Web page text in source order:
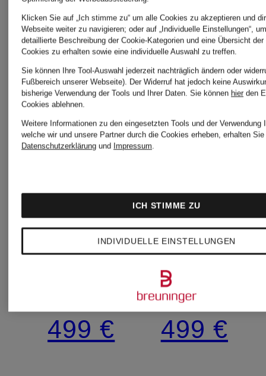
MARC
CAIN
499 €
MARC
CAIN
Blazer
499 €
Klicken Sie auf „Ich stimme zu“ um alle Cookies zu akzeptieren und
Webseite weiter zu navigieren; oder auf „Individuelle Einstellungen“,
detaillierte Beschreibung der Cookie-Kategorien und eine Übersicht
Cookies zu erhalten sowie eine individuelle Auswahl zu treffen.
Sie können Ihre Tool-Auswahl jederzeit nachträglich ändern oder
Fußbereich unserer Webseite). Der Widerruf hat jedoch keine
bisherige Verwendung der Tools und Ihrer Daten. Sie können hier den
Cookies ablehnen.
Weitere Informationen zu den eingesetzten Tools und der Verwendung
welche wir und unsere Partner durch die Cookies erheben, erhalten
Datenschutzerklärung und Impressum.
INDIVIDUELLE EINSTELLUNGEN
ICH STIMME ZU